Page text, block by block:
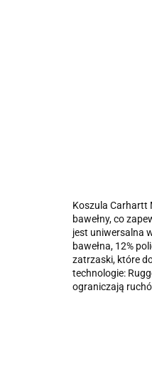
Koszula Carhartt
bawełny, co
jest uniwersalna
bawełna, 12%
zatrzaski, które
technologie:
ograniczają